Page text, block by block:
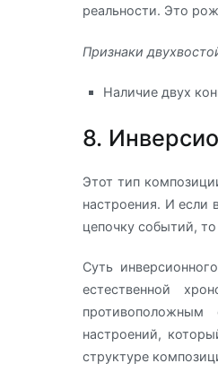
реальности. Это
Признаки
Наличие двух
8.
Этот тип
настроения. И если
цепочку событий,
Суть
естественной
настроений,
структуре